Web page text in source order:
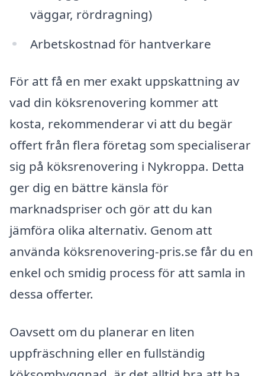
väggar, rördragning)
Arbetskostnad för hantverkare
För att få en mer exakt uppskattning av
vad din köksrenovering kommer att
kosta, rekommenderar vi att du begär
offert från flera företag som specialiserar
sig på köksrenovering i Nykroppa. Detta
ger dig en bättre känsla för
marknadspriser och gör att du kan
jämföra olika alternativ. Genom att
använda köksrenovering-pris.se får du en
enkel och smidig process för att samla in
dessa offerter.
Oavsett om du planerar en liten
uppfräschning eller en fullständig